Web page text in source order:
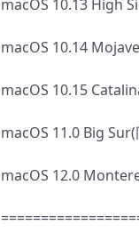
macOS 10.13 High
macOS 10.14 Mojave
macOS 10.15
macOS 11.0 Big Sur(
macOS 12.0